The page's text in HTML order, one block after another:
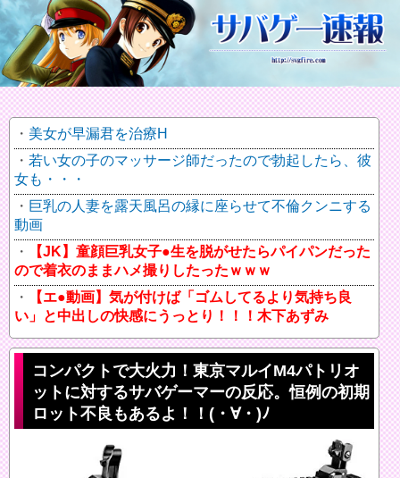
美女が早漏君を治療H
若い女の子のマッサージ師だったので勃起したら、彼
女も・・・
巨乳の人妻を露天風呂の縁に座らせて不倫クンニする
動画
【JK】童顔巨乳女子●生を脱がせたらパイパンだった
ので着衣のままハメ撮りしたったｗｗｗ
【エ●動画】気が付けば「ゴムしてるより気持ち良
い」と中出しの快感にうっとり！！！木下あずみ
コンパクトで大火力！東京マルイM4パトリオ
ットに対するサバゲーマーの反応。恒例の初期
ロット不良もあるよ！！(・∀・)ﾉ